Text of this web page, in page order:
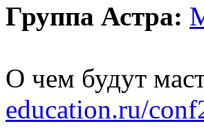
Группа Астра:
О чем будут
education.ru/